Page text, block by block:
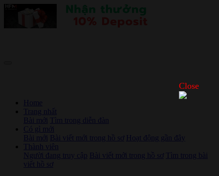
Home
Trang nhất
Bài mới
Tìm trong diễn đàn
Có gì mới
Bài mới Bài viết mới trong hồ sơ Hoạt động gần đây
Thành viên
Người đang truy cập Bài viết mới trong hồ sơ Tìm trong bài
viết hồ sơ
Close